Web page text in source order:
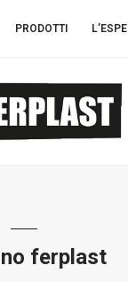
PRODOTTI
ferplast